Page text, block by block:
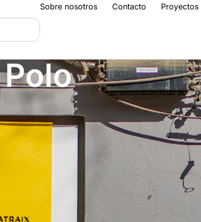
Sobre nosotros Contacto Proyectos